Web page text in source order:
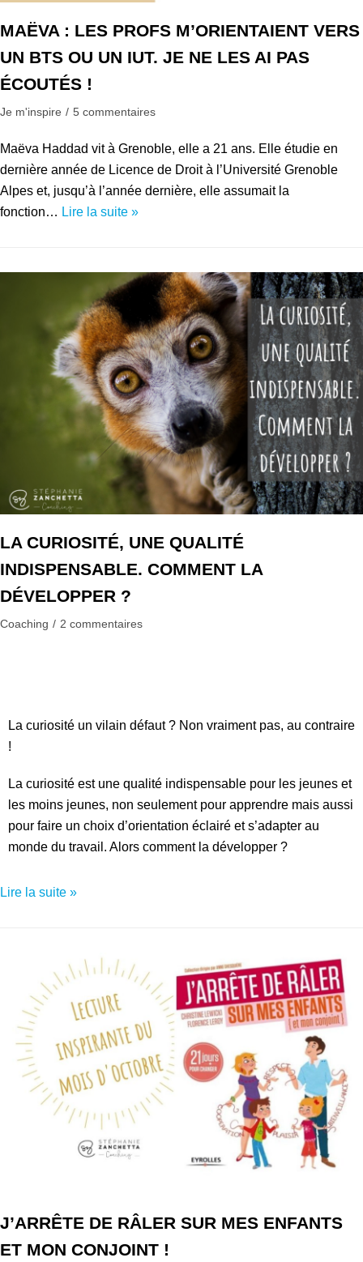
MAËVA : LES PROFS M’ORIENTAIENT VERS
UN BTS OU UN IUT. JE NE LES AI PAS
ÉCOUTÉS !
Je m'inspire 5 commentaires
Maëva Haddad vit à Grenoble, elle a 21 ans. Elle étudie en
dernière année de Licence de Droit à l’Université Grenoble
Alpes et, jusqu’à l’année dernière, elle assumait la
fonction… Lire la suite »
LA CURIOSITÉ, UNE QUALITÉ
INDISPENSABLE. COMMENT LA
DÉVELOPPER ?
Coaching 2 commentaires
La curiosité un vilain défaut ? Non vraiment pas, au contraire
!
La curiosité est une qualité indispensable pour les jeunes et
les moins jeunes, non seulement pour apprendre mais aussi
pour faire un choix d’orientation éclairé et s’adapter au
monde du travail. Alors comment la développer ?
Lire la suite »
J’ARRÊTE DE RÂLER SUR MES ENFANTS
ET MON CONJOINT !